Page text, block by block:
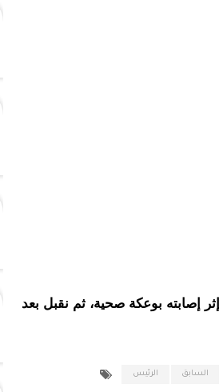
إصابته بوعكة صحية، ثم نقبل بعد
الرئيس السابق